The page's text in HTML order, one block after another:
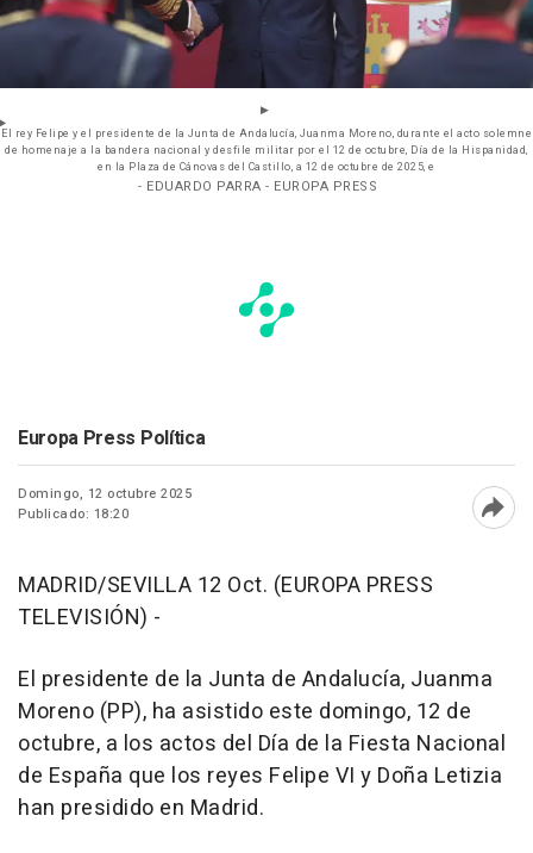
El rey Felipe y el presidente de la Junta de Andalucía, Juanma Moreno, durante el acto solemne
de homenaje a la bandera nacional y desfile militar por el 12 de octubre, Día de la Hispanidad,
en la Plaza de Cánovas del Castillo, a 12 de octubre de 2025, e
- EDUARDO PARRA - EUROPA PRESS
Europa Press Política
Domingo, 12 octubre 2025
Publicado: 18:20
MADRID/SEVILLA 12 Oct. (EUROPA PRESS
TELEVISIÓN) -
El presidente de la Junta de Andalucía, Juanma
Moreno (PP), ha asistido este domingo, 12 de
octubre, a los actos del Día de la Fiesta Nacional
de España que los reyes Felipe VI y Doña Letizia
han presidido en Madrid.